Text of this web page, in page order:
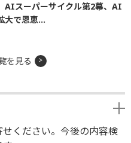
AIスーパーサイクル第2幕、AI
大で恩恵...
を見る
ください。今後の内容検